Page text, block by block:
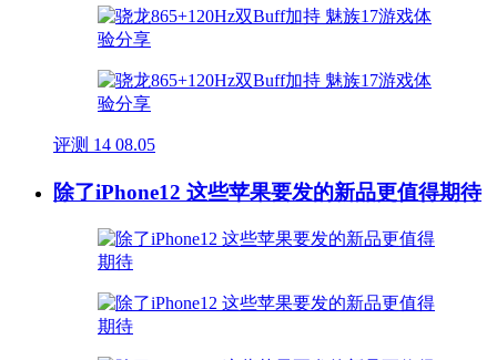
评测 14 08.05
除了iPhone12 这些苹果要发的新品更值得期待